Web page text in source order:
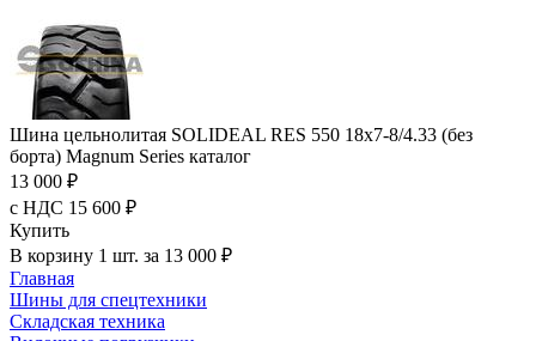
Шина цельнолитая SOLIDEAL RES 550 18x7-8/4.33 (без
борта) Magnum Series каталог
13 000 ₽
с НДС 15 600 ₽
Купить
В корзину 1 шт. за 13 000 ₽
Главная
Шины для спецтехники
Складская техника